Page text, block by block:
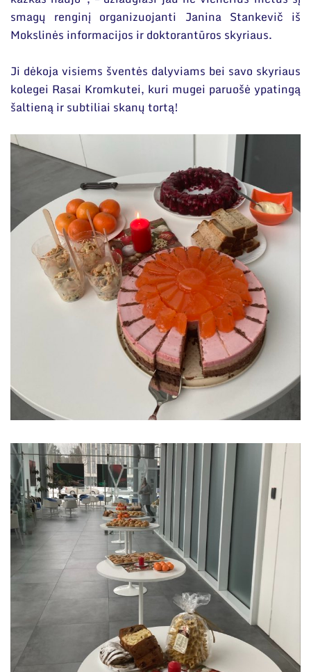
smagų renginį organizuojanti Janina Stankevič iš
Mokslinės informacijos ir doktorantūros skyriaus.
Ji dėkoja visiems šventės dalyviams bei savo skyriaus
kolegei Rasai Kromkutei, kuri mugei paruošė ypatingą
šaltieną ir subtiliai skanų tortą!